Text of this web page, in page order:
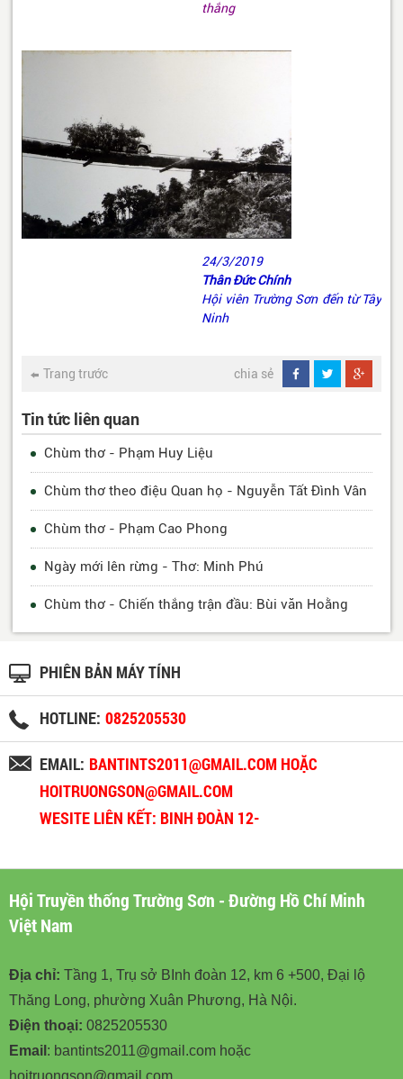
thắng
24/3/2019
Thân Đức Chính
Hội viên Trường Sơn đến từ Tây
Ninh
Trang trước chia sẻ
Tin tức liên quan
Chùm thơ - Phạm Huy Liệu
Chùm thơ theo điệu Quan họ - Nguyễn Tất Đình Vân
Chùm thơ - Phạm Cao Phong
Ngày mới lên rừng - Thơ: Minh Phú
Chùm thơ - Chiến thắng trận đầu: Bùi văn Hoằng
PHIÊN BẢN MÁY TÍNH
HOTLINE: 0825205530
EMAIL: BANTINTS2011@GMAIL.COM HOẶC
HOITRUONGSON@GMAIL.COM
WESITE LIÊN KẾT: BINH ĐOÀN 12-
Hội Truyền thống Trường Sơn - Đường Hồ Chí Minh
Việt Nam
Địa chỉ: Tầng 1, Trụ sở BInh đoàn 12, km 6 +500, Đại lộ
Thăng Long, phường Xuân Phương, Hà Nội.
Điện thoại: 0825205530
Email : bantints2011@gmail.com hoặc